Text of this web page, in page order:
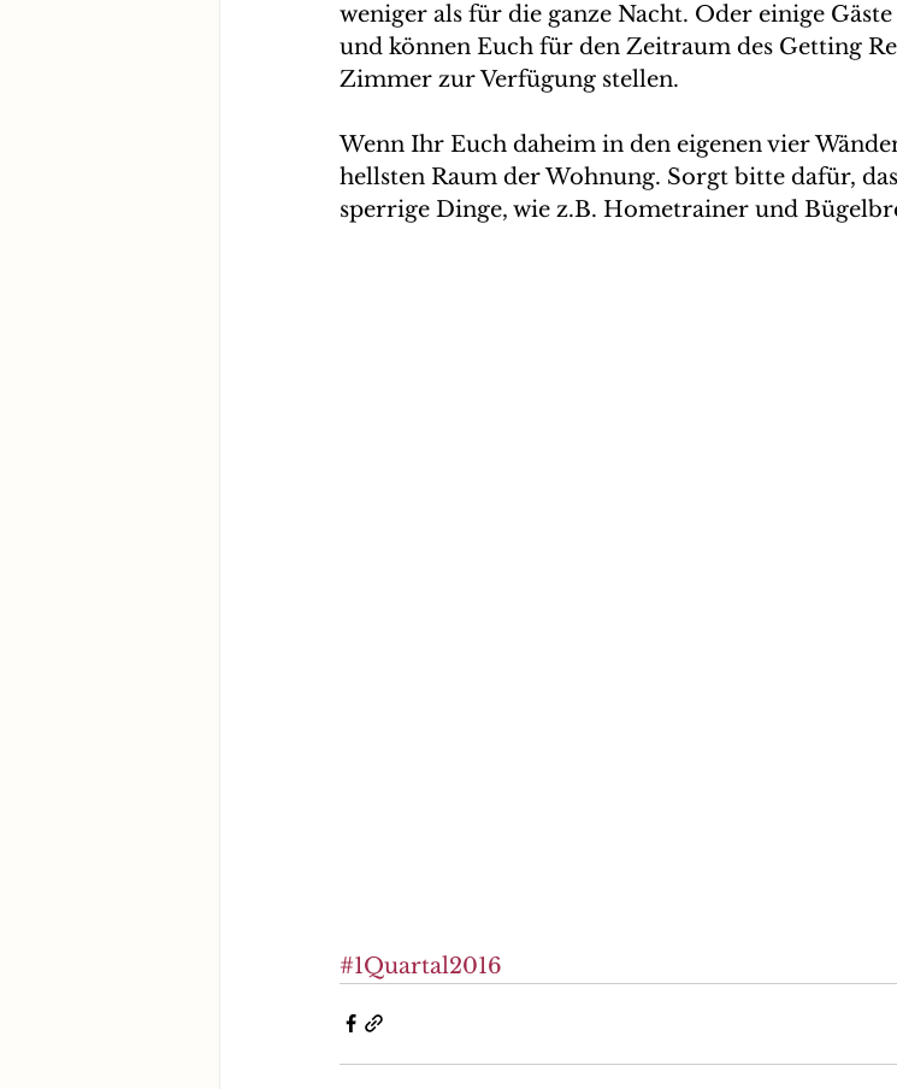
weniger als für die ganze Nacht. Oder einige
und können Euch für den Zeitraum des Getting
Zimmer zur Verfügung stellen.
Wenn Ihr Euch daheim in den eigenen vier
hellsten Raum der Wohnung. Sorgt bitte dafür,
sperrige Dinge, wie z.B. Hometrainer und
#1Quartal2016